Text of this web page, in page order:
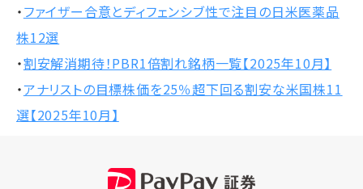
・ファイザー合意とディフェンシブ性で注目の日米医薬品
株12選
・割安解消期待！PBR1倍割れ銘柄一覧【2025年10月】
・アナリストの目標株価を25％超下回る割安な米国株11
選【2025年10月】